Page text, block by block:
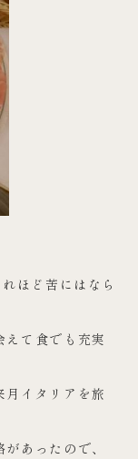
ほど苦にはなら
て食でも充実
月イタリアを旅
あったので、